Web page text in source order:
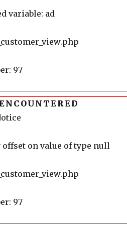
variable: ad
97
on value of type null
97